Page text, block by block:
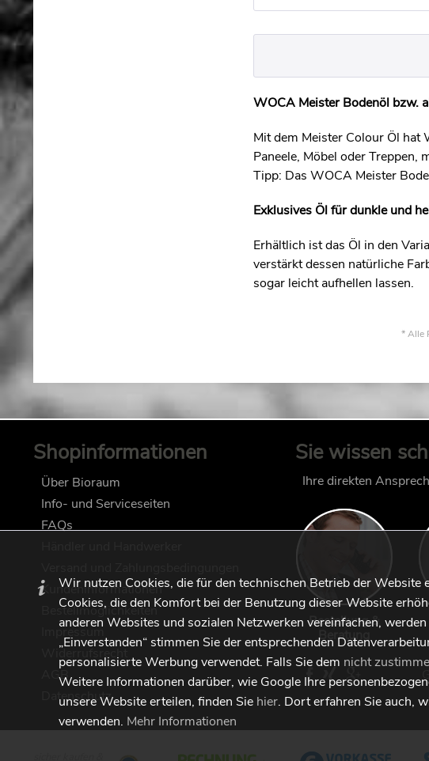
WOCA Meister Bodenöl bzw.
Mit dem Meister Colour Öl hat
Paneele, Möbel oder Treppen,
Tipp: Das WOCA Meister
Exklusives Öl für dunkle und
Erhältlich ist das Öl in den
verstärkt dessen natürliche
sogar leicht aufhellen lassen.
* Alle
Shopinformationen
Über Bioraum
Info- und Serviceseiten
FAQs
Kundeninformationen
Bestellmöglichkeiten
Impressum
Widerrufsrecht
AGB
Datenschutz
Sie wissen
Ihre direkten
Bestellung &
Beratung
Wir nutzen Cookies, die für den technischen Betrieb der
Cookies, die den Komfort bei der Benutzung dieser Website
anderen Websites und sozialen Netzwerken vereinfachen,
„Einverstanden“ stimmen Sie der entsprechenden
personalisierte Werbung verwendet. Falls Sie dem nicht
Weitere Informationen darüber, wie Google Ihre
unsere Website erteilen, finden Sie hier. Dort erfahren Sie auch,
verwenden. Mehr Informationen